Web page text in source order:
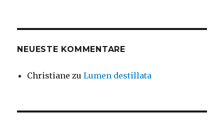
NEUESTE KOMMENTARE
Christiane zuLumen destillata